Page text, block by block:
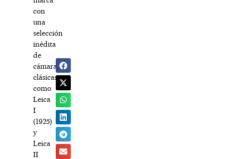
con
una
selección
inédita
de
cámaras
clásicas
como
Leica
I
(1925)
y
Leica
II